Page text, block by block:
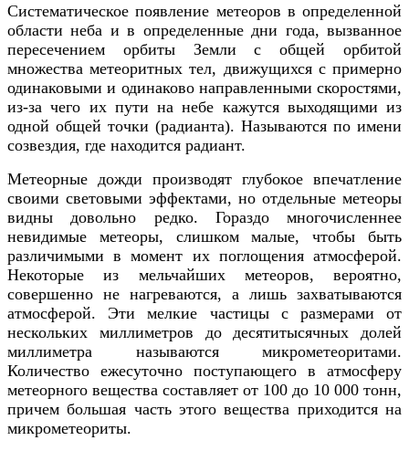
Систематическое появление метеоров в определенной
области неба и в определенные дни года, вызванное
пересечением орбиты Земли с общей орбитой
множества метеоритных тел, движущихся с примерно
одинаковыми и одинаково направленными скоростями,
из-за чего их пути на небе кажутся выходящими из
одной общей точки (радианта). Называются по имени
созвездия, где находится радиант.
Метеорные дожди производят глубокое впечатление
своими световыми эффектами, но отдельные метеоры
видны довольно редко. Гораздо многочисленнее
невидимые метеоры, слишком малые, чтобы быть
различимыми в момент их поглощения атмосферой.
Некоторые из мельчайших метеоров, вероятно,
совершенно не нагреваются, а лишь захватываются
атмосферой. Эти мелкие частицы с размерами от
нескольких миллиметров до десятитысячных долей
миллиметра называются микрометеоритами.
Количество ежесуточно поступающего в атмосферу
метеорного вещества составляет от 100 до 10 000 тонн,
причем большая часть этого вещества приходится на
микрометеориты.